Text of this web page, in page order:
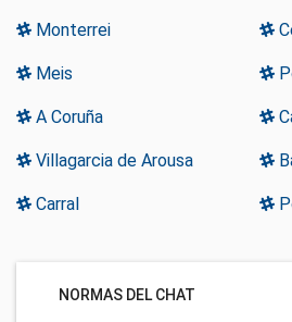
Monterrei
Meis
A Coruña
Villagarcia de Arousa
Carral
NORMAS DEL CHAT